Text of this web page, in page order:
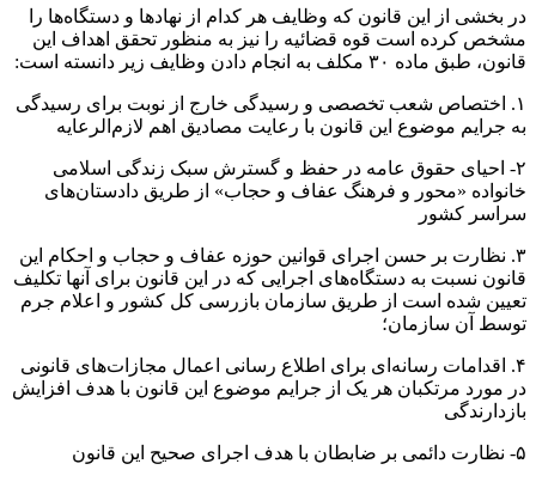
در بخشی از این قانون که وظایف هر کدام از نهادها و دستگاه‌ها را
مشخص کرده است قوه قضائیه را نیز به منظور تحقق اهداف این
قانون، طبق ماده ۳۰ مکلف به انجام دادن وظایف زیر دانسته است:
۱. اختصاص شعب تخصصی و رسیدگی خارج از نوبت برای رسیدگی
به جرایم موضوع این قانون با رعایت مصادیق اهم لازم‌الرعایه
۲- احیای حقوق عامه در حفظ و گسترش سبک زندگی اسلامی
خانواده «محور و فرهنگ عفاف و حجاب» از طریق دادستان‌های
سراسر کشور
۳. نظارت بر حسن اجرای قوانین حوزه عفاف و حجاب و احکام این
قانون نسبت به دستگاه‌های اجرایی که در این قانون برای آنها تکلیف
تعیین شده است از طریق سازمان بازرسی کل کشور و اعلام جرم
توسط آن سازمان؛
۴. اقدامات رسانه‌ای برای اطلاع رسانی اعمال مجازات‌های قانونی
در مورد مرتکبان هر یک از جرایم موضوع این قانون با هدف افزایش
بازدارندگی
۵- نظارت دائمی بر ضابطان با هدف اجرای صحیح این قانون